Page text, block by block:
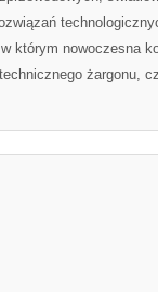
którym nowoczesna
żargonu,